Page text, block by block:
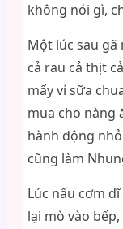
không nói gì,
Một lúc sau gã
cả rau cả thịt
mấy vỉ sữa
mua cho nàng
hành động
cũng làm
Lúc nấu cơm
lại mò vào